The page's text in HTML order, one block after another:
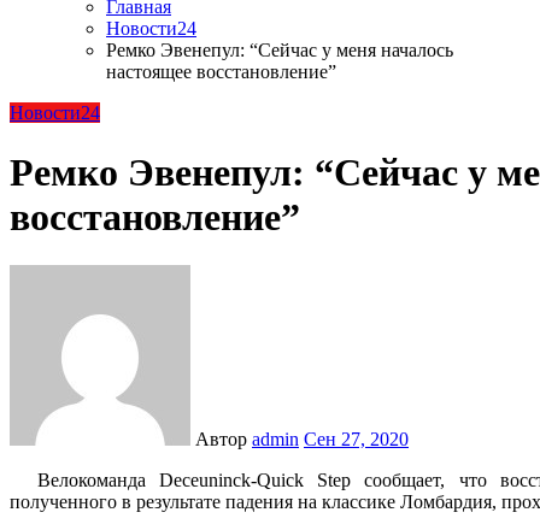
Главная
Новости24
Ремко Эвенепул: “Сейчас у меня началось
настоящее восстановление”
Новости24
Ремко Эвенепул: “Сейчас у
восстановление”
Автор admin Сен 27, 2020
Велокоманда Deceuninck-Quick Step сообщает, что восстановление Ремко Эвенепула после перелома таза,
полученного в результате падения на классике Ломбардия,